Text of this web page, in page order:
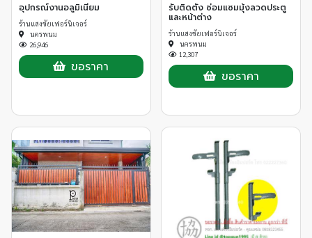
อุปกรณ์งานอลูมิเนียม
ร้านแสงชัยเฟอร์นิเจอร์
นครพนม
26,946
ขอราคา
รับติดตั้ง ซ่อมแซมมุ้งลวดประตู
และหน้าต่าง
ร้านแสงชัยเฟอร์นิเจอร์
นครพนม
12,307
ขอราคา